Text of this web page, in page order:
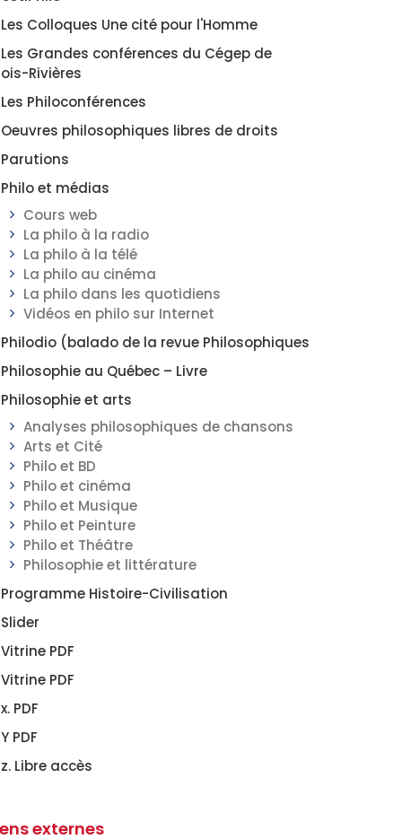
Les Colloques Une cité pour l'Homme
Les Grandes conférences du Cégep de
Rivières
Les Philoconférences
Oeuvres philosophiques libres de droits
Parutions
Philo et médias
Cours web
La philo à la radio
La philo à la télé
La philo au cinéma
La philo dans les quotidiens
Vidéos en philo sur Internet
Philodio (balado de la revue Philosophiques
Philosophie au Québec – Livre
Philosophie et arts
Analyses philosophiques de chansons
Arts et Cité
Philo et BD
Philo et cinéma
Philo et Musique
Philo et Peinture
Philo et Théâtre
Philosophie et littérature
Programme Histoire-Civilisation
Slider
Vitrine PDF
Vitrine PDF
x. PDF
Y PDF
z. Libre accès
externes